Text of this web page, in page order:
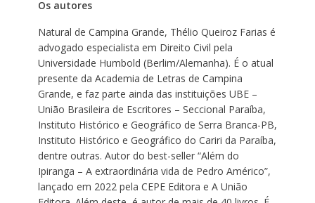
Os autores
Natural de Campina Grande, Thélio Queiroz Farias é
advogado especialista em Direito Civil pela
Universidade Humbold (Berlim/Alemanha). É o atual
presente da Academia de Letras de Campina
Grande, e faz parte ainda das instituições UBE –
União Brasileira de Escritores – Seccional Paraíba,
Instituto Histórico e Geográfico de Serra Branca-PB,
Instituto Histórico e Geográfico do Cariri da Paraíba,
dentre outras. Autor do best-seller “Além do
Ipiranga – A extraordinária vida de Pedro Américo”,
lançado em 2022 pela CEPE Editora e A União